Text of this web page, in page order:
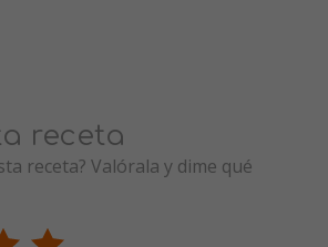
receta
receta? Valórala y dime qué